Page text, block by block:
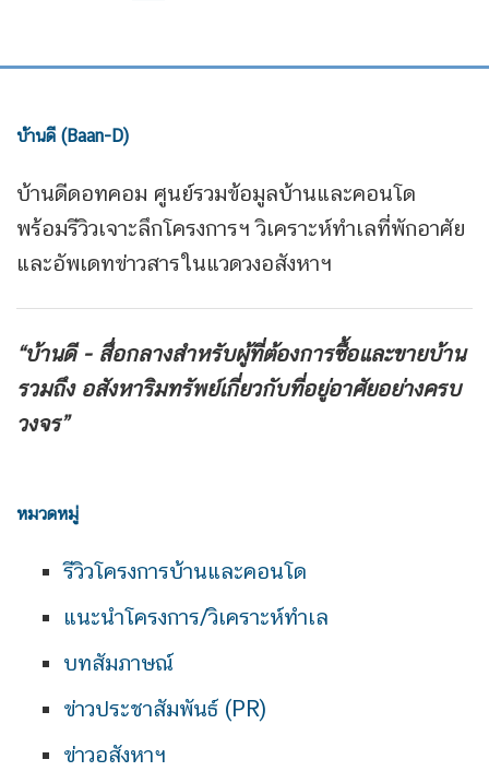
บ้านดี (Baan-D)
บ้านดีดอทคอม ศูนย์รวมข้อมูลบ้านและคอนโด
พร้อมรีวิวเจาะลึกโครงการฯ วิเคราะห์ทำเลที่พักอาศัย
และอัพเดทข่าวสารในแวดวงอสังหาฯ
“บ้านดี - สื่อกลางสำหรับผู้ที่ต้องการซื้อและขายบ้าน
รวมถึง อสังหาริมทรัพย์เกี่ยวกับที่อยู่อาศัยอย่างครบ
วงจร”
หมวดหมู่
รีวิวโครงการบ้านและคอนโด
แนะนำโครงการ/วิเคราะห์ทำเล
บทสัมภาษณ์
ข่าวประชาสัมพันธ์ (PR)
ข่าวอสังหาฯ